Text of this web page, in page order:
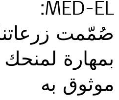
MED-EL:
صُمّمت
بمهارة
موثوق به